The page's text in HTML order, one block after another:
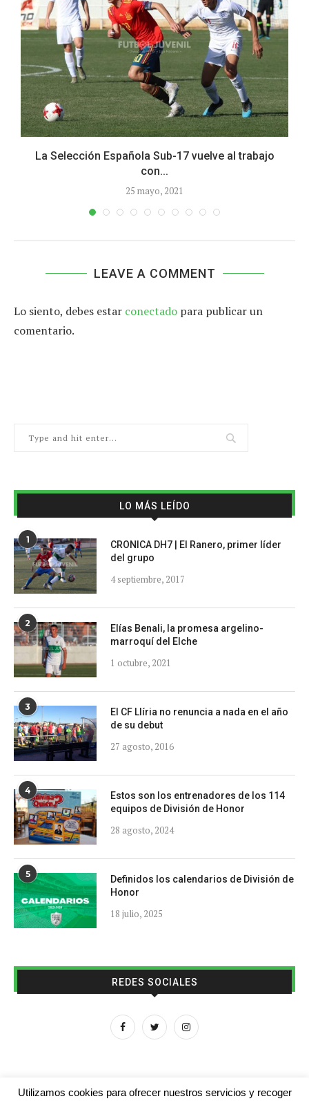
La Selección Española Sub-17 vuelve al trabajo
con...
25 mayo, 2021
LEAVE A COMMENT
Lo siento, debes estar conectado para publicar un
comentario.
LO MÁS LEÍDO
1
CRONICA DH7 | El Ranero, primer líder
del grupo
4 septiembre, 2017
2
Elías Benali, la promesa argelino-
marroquí del Elche
1 octubre, 2021
3
El CF Llíria no renuncia a nada en el año
de su debut
27 agosto, 2016
4
Estos son los entrenadores de los 114
equipos de División de Honor
28 agosto, 2024
5
Definidos los calendarios de División de
Honor
18 julio, 2025
REDES SOCIALES
Utilizamos cookies para ofrecer nuestros servicios y recoger